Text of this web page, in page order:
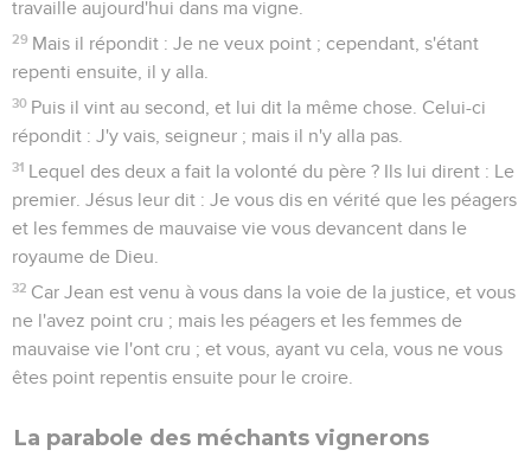
travaille aujourd'hui dans ma vigne.
29 Mais il répondit : Je ne veux point ; cependant, s'étant
repenti ensuite, il y alla.
30 Puis il vint au second, et lui dit la même chose. Celui-ci
répondit : J'y vais, seigneur ; mais il n'y alla pas.
31 Lequel des deux a fait la volonté du père ? Ils lui dirent : Le
premier. Jésus leur dit : Je vous dis en vérité que les péagers
et les femmes de mauvaise vie vous devancent dans le
royaume de Dieu.
32 Car Jean est venu à vous dans la voie de la justice, et vous
ne l'avez point cru ; mais les péagers et les femmes de
mauvaise vie l'ont cru ; et vous, ayant vu cela, vous ne vous
êtes point repentis ensuite pour le croire.
La parabole des méchants vignerons